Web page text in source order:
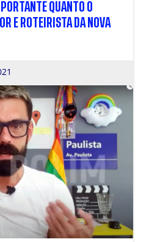
QUANTO O
E ROTEIRISTA DA NOVA